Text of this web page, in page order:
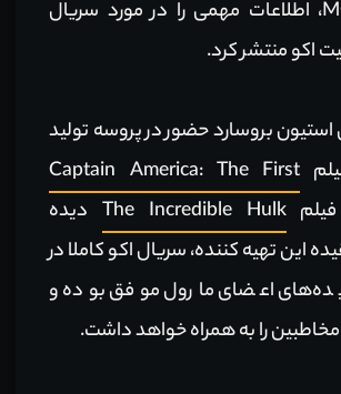
پروژه‌های MCU، اطلاعات مهمی را در مورد سریال
منتشر کرد.
استیون بروسارد حضور در پروسه تولید
Captain America: The First
فیلمThe Incredible Hulkدیده
این تهیه کننده، سریال اکو کاملا در
اعضای مارول موفق بوده و
را به همراه خواهد داشت.